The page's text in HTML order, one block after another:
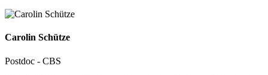
Carolin Schütze
Postdoc - CBS